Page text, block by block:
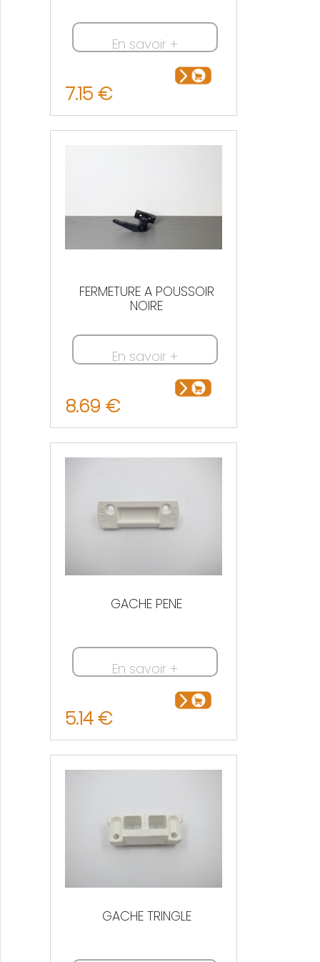
En savoir +
7.15 €
FERMETURE A POUSSOIR
NOIRE
En savoir +
8.69 €
GACHE PENE
En savoir +
5.14 €
GACHE TRINGLE